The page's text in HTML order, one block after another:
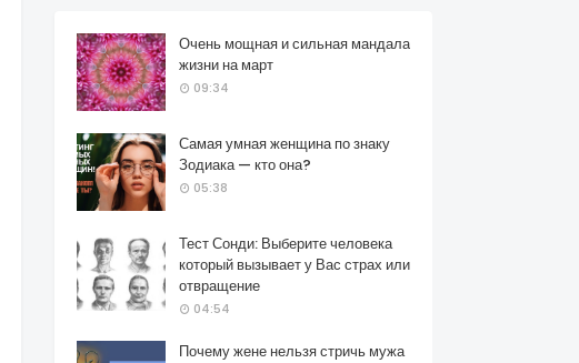
Очень мощная и сильная мандала
жизни на март
09:34
Самая умная женщина по знаку
Зодиака — кто она?
05:38
Тест Сонди: Выберите человека
который вызывает у Вас страх или
отвращение
04:54
Почему жене нельзя стричь мужа